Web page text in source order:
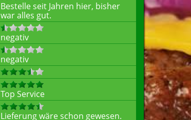
Bestelle seit Jahren hier, bisher
war alles gut.
negativ
negativ
Top Service
Lieferung wäre schon gewesen.